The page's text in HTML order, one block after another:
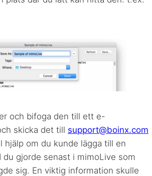
och bifoga den till ett e-
skicka det till support@boinx.com
hjälp om du kunde lägga till en
du gjorde senast i mimoLive som
sig. En viktig information skulle